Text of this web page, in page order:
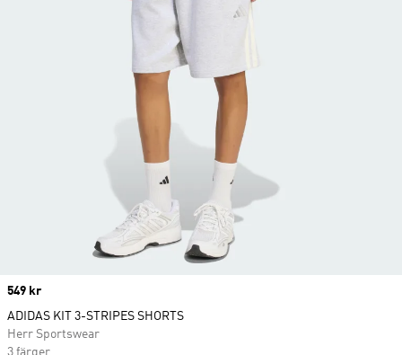
Price
549 kr
ADIDAS KIT 3-STRIPES SHORTS
Herr Sportswear
3 färger